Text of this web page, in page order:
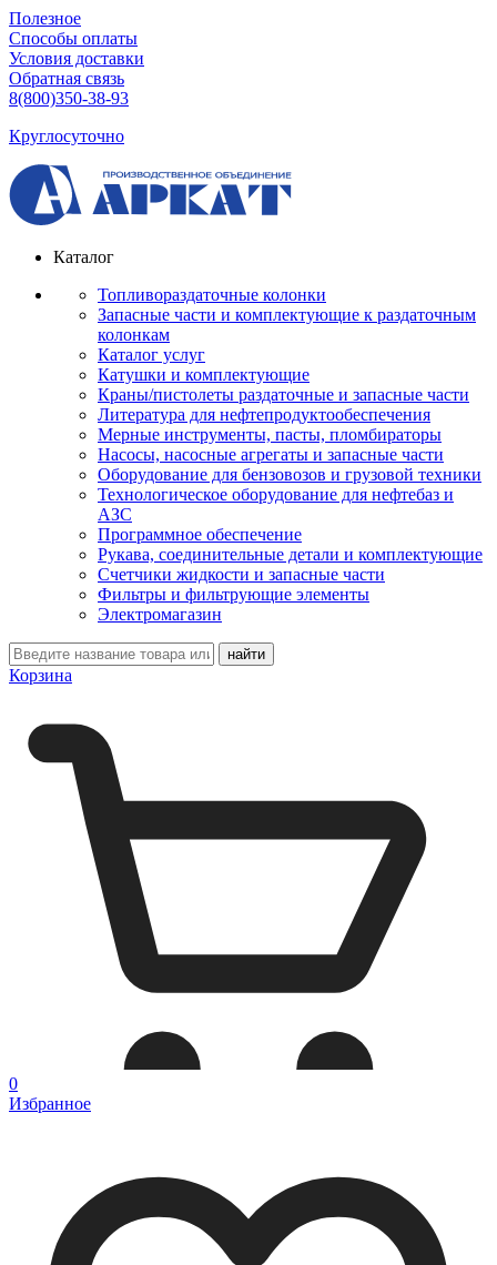
Полезное
Способы оплаты
Условия доставки
Обратная связь
8(800)350-38-93
Круглосуточно
Каталог
Топливораздаточные колонки
Запасные части и комплектующие к раздаточным
колонкам
Каталог услуг
Катушки и комплектующие
Краны/пистолеты раздаточные и запасные части
Литература для нефтепродуктообеспечения
Мерные инструменты, пасты, пломбираторы
Насосы, насосные агрегаты и запасные части
Оборудование для бензовозов и грузовой техники
Технологическое оборудование для нефтебаз и
АЗС
Программное обеспечение
Рукава, соединительные детали и комплектующие
Счетчики жидкости и запасные части
Фильтры и фильтрующие элементы
Электромагазин
Корзина
0
Избранное